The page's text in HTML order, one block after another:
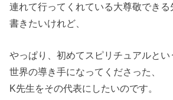
連れて行ってくれている大尊敬できる
書きたいけれど、
やっぱり、初めてスピリチュアルとい
世界の導き手になってくださった、
K先生をその代表にしたいのです。